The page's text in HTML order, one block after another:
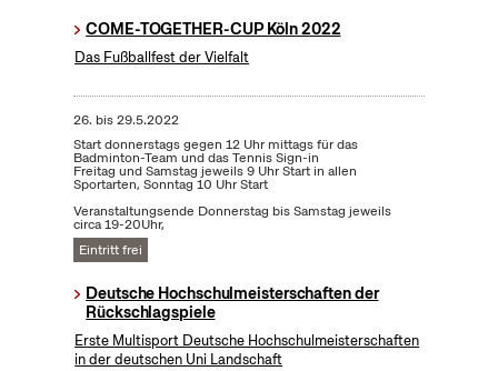
COME-TOGETHER-CUP Köln 2022
Das Fußballfest der Vielfalt
26. bis29.5.2022
Start donnerstags gegen 12 Uhr mittags für das
Badminton-Team und das Tennis Sign-in
Freitag und Samstag jeweils 9 Uhr Start in allen
Sportarten, Sonntag 10 Uhr Start
Veranstaltungsende Donnerstag bis Samstag jeweils
circa 19-20Uhr,
Eintritt frei
Deutsche Hochschulmeisterschaften der
Rückschlagspiele
Erste Multisport Deutsche Hochschulmeisterschaften
in der deutschen Uni Landschaft